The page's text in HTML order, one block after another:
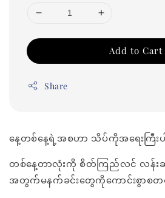
Add to Cart
Share
နေ့တစ်နေ့ရဲ့အစဟာ သိပ်ကိုအရေးကြီး
တစ်နေ့တာလုံးကို စိတ်ကြည်လင် လန်းဆ
အတွက်မနက်ခင်းတွေကိုကောင်းစွာစတ